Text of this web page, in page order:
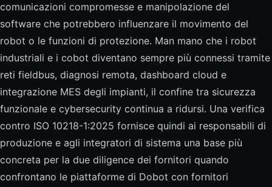
comunicazioni compromesse e manipolazione del
software che potrebbero influenzare il movimento del
robot o le funzioni di protezione. Man mano che i robot
industriali e i cobot diventano sempre più connessi tramite
reti fieldbus, diagnosi remota, dashboard cloud e
integrazione MES degli impianti, il confine tra sicurezza
funzionale e cybersecurity continua a ridursi. Una verifica
contro ISO 10218-1:2025 fornisce quindi ai responsabili di
produzione e agli integratori di sistema una base più
concreta per la due diligence dei fornitori quando
confrontano le piattaforme di Dobot con fornitori